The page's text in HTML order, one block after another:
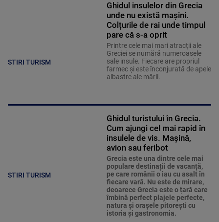
STIRI TURISM
Ghidul insulelor din Grecia
unde nu există mașini.
Colțurile de rai unde timpul
pare că s-a oprit
Printre cele mai mari atracții ale
Greciei se numără numeroasele
sale insule. Fiecare are propriul
farmec și este înconjurată de apele
albastre ale mării.
STIRI TURISM
Ghidul turistului în Grecia.
Cum ajungi cel mai rapid în
insulele de vis. Mașină,
avion sau feribot
Grecia este una dintre cele mai
populare destinații de vacanță,
pe care românii o iau cu asalt în
fiecare vară. Nu este de mirare,
deoarece Grecia este o țară care
îmbină perfect plajele perfecte,
natura și orașele pitorești cu
istoria și gastronomia.